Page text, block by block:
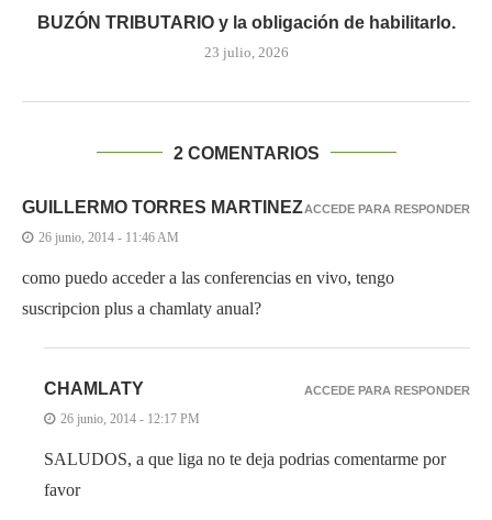
BUZÓN TRIBUTARIO y la obligación de habilitarlo.
23 julio, 2026
2 COMENTARIOS
GUILLERMO TORRES MARTINEZ
26 junio, 2014 - 11:46 AM
como puedo acceder a las conferencias en vivo, tengo
suscripcion plus a chamlaty anual?
ACCEDE PARA RESPONDER
CHAMLATY
26 junio, 2014 - 12:17 PM
SALUDOS, a que liga no te deja podrias comentarme por
favor
ACCEDE PARA RESPONDER